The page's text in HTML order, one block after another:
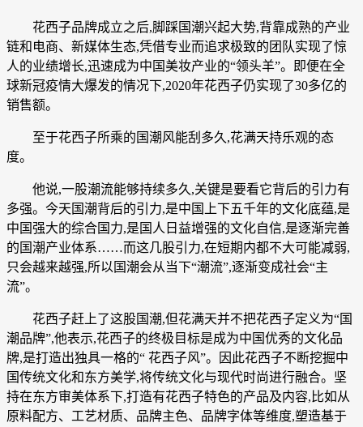
花西子品牌成立之后,脚踩国潮兴起大势,背靠成熟的产业
链和电商、新媒体生态,凭借专业而追求极致的团队实现了惊
人的业绩增长,迅速成为中国美妆产业的“领头羊”。即便在全
球新冠疫情大爆发的情况下,2020年花西子仍实现了30多亿的
销售额。
至于花西子所乘的国潮风能刮多久,花满天持乐观的态
度。
他说,一股潮流能够持续多久,关键是要看它背后的引力有
多强。今天国潮背后的引力,是中国上下五千年的文化底蕴,是
中国强大的综合国力,是国人日益增强的文化自信,是逐渐完善
的国潮产业体系……而这几股引力,在短期内都不大可能减弱,
只会越来越强,所以国潮会从当下“潮流”,逐渐变成社会“主
流”。
花西子赶上了这股国潮,但花满天并不把花西子定义为“国
潮品牌”,他表示,花西子的终极目标是成为中国优秀的文化品
牌,是打造出独具一格的“ 花西子风”。因此花西子不断挖掘中
国传统文化和东方美学,将传统文化与现代时尚进行融合。坚
持在东方审美体系下,打造有花西子特色的产品及内容,比如从
原料配方、工艺材质、品牌主色、品牌字体等维度,塑造基于